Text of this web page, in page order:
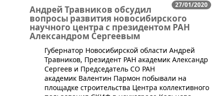
27/01/2020
Андрей Травников обсудил
вопросы развития новосибирского
научного центра с президентом РАН
Александром Сергеевым
Губернатор Новосибирской области Андрей
Травников, Президент РАН академик Александр
Сергеев и Председатель СО РАН
академик Валентин Пармон побывали на
площадке строительства Центра коллективного